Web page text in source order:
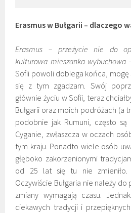
Erasmus w Bułgarii – dlaczego
Erasmus – przeżycie nie do
kulturowa mieszanka wybuchowa
Sofii powoli dobiega końca, mogę
się z tym zgadzam. Swój
głównie życiu w Sofii, teraz
Bułgarii oraz moich podróżach (a
podobnie jak Rumuni, często
Cyganie, zwłaszcza w oczach
tym kraju. Ponadto wiele osób
głęboko zakorzenionymi
od 25 lat się tu nie zmieniło.
Oczywiście Bułgaria nie należy
zmiany wymagają czasu.
ciekawych tradycji i